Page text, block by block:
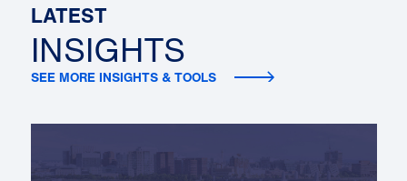
LATEST
INSIGHTS
SEE MORE INSIGHTS & TOOLS